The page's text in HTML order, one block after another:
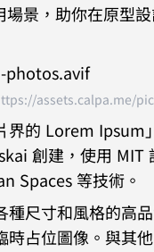
景，助你在原型
assets.calpa.me/
的 Lorem Ipsum
創建，使用 MIT
Spaces 等技術。
尺寸和風格的高
時占位圖像。與其